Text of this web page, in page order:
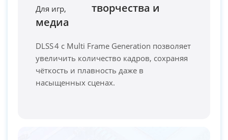
PC-Arena на карте Москвы — Яндекс Карты
Для игр,
творчества и
медиа
DLSS 4 с Multi Frame Generation позволяет
увеличить количество кадров, сохраняя
чёткость и плавность даже в
насыщенных сценах.